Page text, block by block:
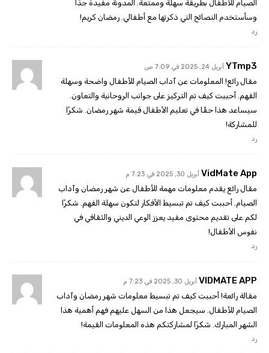
الصيام للأطفال بطريقة سهلة وممتعة. المدونة مفيدة جدًا
وسأستخدم النصائح التي ذكرتها مع أطفالي. رمضان كريم!
رد
YTmp3 أبريل 24, 2025 في 7:09 ص
مقال رائع! المعلومات عن آداب الصيام للأطفال واضحة وسهلة
الفهم. أحببت كيف تم التركيز على جوانب الروحانية والتعاون.
سيساعد هذا حقًا في تعليم الأطفال قيمة شهر رمضان. شكرًا
للمشاركة!
رد
VidMate App أبريل 30, 2025 في 7:23 م
مقال رائع يقدم معلومات مهمة للأطفال عن شهر رمضان وآداب
الصيام. أحببت كيف تم تبسيط الأفكار لتكون سهلة الفهم. شكرًا
لكم على تقديم محتوى مفيد يعزز الوعي الديني والثقافي في
نفوس الأطفال!
رد
VIDMATE APP أبريل 30, 2025 في 7:23 م
مقالة رائعة! أحببت كيف تم تبسيط معلومات شهر رمضان وآداب
الصيام للأطفال. سيجعل هذا من السهل عليهم فهم أهمية هذا
الشهر المبارك. شكرًا لمشاركتكم هذه المعلومات القيمة!
رد